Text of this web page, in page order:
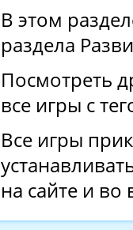
В этом
раздела
Посмотреть
все игры с
Все игры
на сайте и